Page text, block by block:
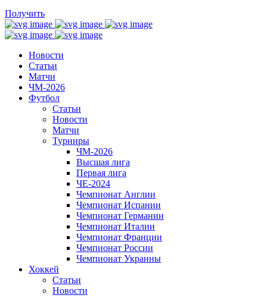
Получить
Новости
Статьи
Матчи
ЧМ-2026
Футбол
Статьи
Новости
Матчи
Турниры
ЧМ-2026
Высшая лига
Первая лига
ЧЕ-2024
Чемпионат Англии
Чемпионат Испании
Чемпионат Германии
Чемпионат Италии
Чемпионат Франции
Чемпионат России
Чемпионат Украины
Хоккей
Статьи
Новости